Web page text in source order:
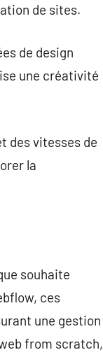
de sites.
de design
une créativité
des vitesses de
la
souhaite
ces
une gestion
from scratch,